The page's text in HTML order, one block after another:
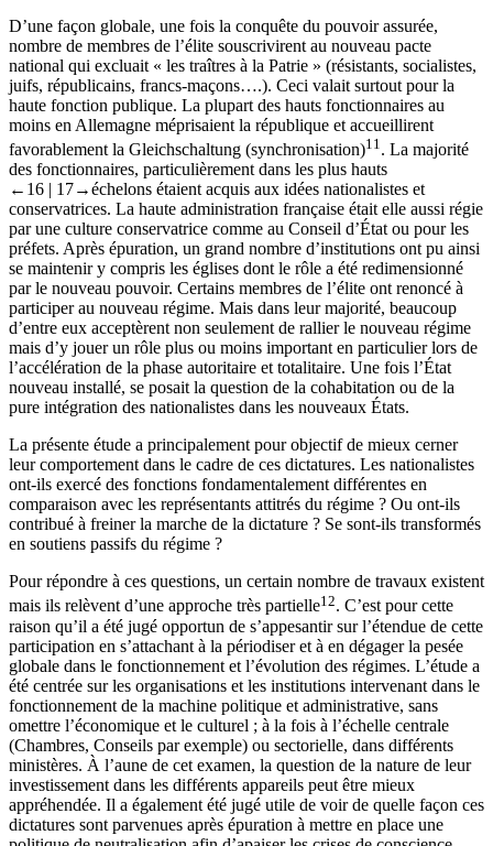
D’une façon globale, une fois la conquête du pouvoir assurée,
nombre de membres de l’élite souscrivirent au nouveau pacte
national qui excluait « les traîtres à la Patrie » (résistants, socialistes,
juifs, républicains, francs-maçons….). Ceci valait surtout pour la
haute fonction publique. La plupart des hauts fonctionnaires au
moins en Allemagne méprisaient la république et accueillirent
favorablement la Gleichschaltung (synchronisation)11. La majorité
des fonctionnaires, particulièrement dans les plus hauts
←16 | 17→échelons étaient acquis aux idées nationalistes et
conservatrices. La haute administration française était elle aussi régie
par une culture conservatrice comme au Conseil d’État ou pour les
préfets. Après épuration, un grand nombre d’institutions ont pu ainsi
se maintenir y compris les églises dont le rôle a été redimensionné
par le nouveau pouvoir. Certains membres de l’élite ont renoncé à
participer au nouveau régime. Mais dans leur majorité, beaucoup
d’entre eux acceptèrent non seulement de rallier le nouveau régime
mais d’y jouer un rôle plus ou moins important en particulier lors de
l’accélération de la phase autoritaire et totalitaire. Une fois l’État
nouveau installé, se posait la question de la cohabitation ou de la
pure intégration des nationalistes dans les nouveaux États.
La présente étude a principalement pour objectif de mieux cerner
leur comportement dans le cadre de ces dictatures. Les nationalistes
ont-ils exercé des fonctions fondamentalement différentes en
comparaison avec les représentants attitrés du régime ? Ou ont-ils
contribué à freiner la marche de la dictature ? Se sont-ils transformés
en soutiens passifs du régime ?
Pour répondre à ces questions, un certain nombre de travaux existent
mais ils relèvent d’une approche très partielle12. C’est pour cette
raison qu’il a été jugé opportun de s’appesantir sur l’étendue de cette
participation en s’attachant à la périodiser et à en dégager la pesée
globale dans le fonctionnement et l’évolution des régimes. L’étude a
été centrée sur les organisations et les institutions intervenant dans le
fonctionnement de la machine politique et administrative, sans
omettre l’économique et le culturel ; à la fois à l’échelle centrale
(Chambres, Conseils par exemple) ou sectorielle, dans différents
ministères. À l’aune de cet examen, la question de la nature de leur
investissement dans les différents appareils peut être mieux
appréhendée. Il a également été jugé utile de voir de quelle façon ces
dictatures sont parvenues après épuration à mettre en place une